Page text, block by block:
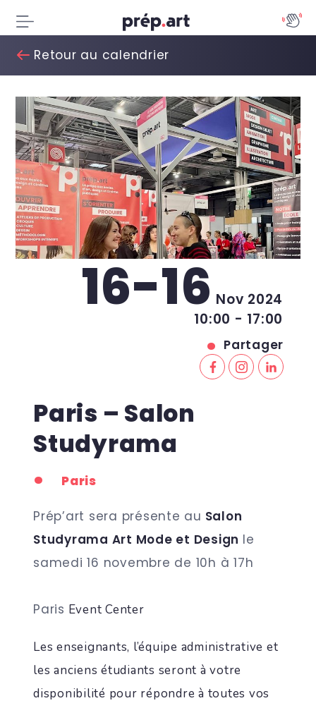
Retour au calendrier
16-16 Nov 2024
10:00 - 17:00
Partager
Paris – Salon
Studyrama
Paris
Prép’art sera présente au Salon
Studyrama Art Mode et Design le
samedi 16 novembre de 10h à 17h
Paris Event Center
Les enseignants, l’équipe administrative et
les anciens étudiants seront à votre
disponibilité pour répondre à toutes vos